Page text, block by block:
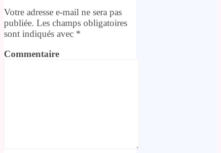
Votre adresse e-mail ne sera pas
publiée. Les champs obligatoires
sont indiqués avec *
Commentaire